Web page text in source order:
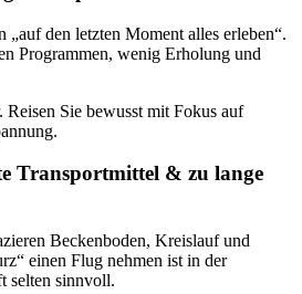
„auf den letzten Moment alles erleben“.
Programmen, wenig Erholung und
Reisen Sie bewusst mit Fokus auf
Transportmittel & zu lange
Beckenboden, Kreislauf und
einen Flug nehmen ist in der
selten sinnvoll.